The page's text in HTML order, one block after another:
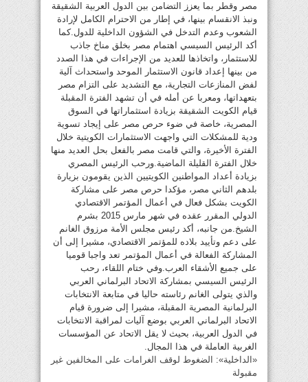
مصر وقطر بما يعزز التضامن بين الدول العربية الشقيقة
ونبذ الانقسام بينها، في إطار من الاحترام الكامل لإرادة
الشعوب وعدم التدخل في الشؤون الداخلية للدول.كما
أكد الرئيس السيسي اهتمام مصر بخلق مناخ جاذب
للاستثمار، واتخاذها للعديد من الإجراءات في هذا الصدد
من بينها إعداد قانون الاستثمار الموحد واستحداث آلية
لفض المنازعات التجارية، مع التشديد على التزام مصر
بتعهداتها، ومعربا عن أمله في أن تشهد الفترة المقبلة
قيام الكويت الشقيقة بزيادة استثماراتها في السوق
المصرية، خاصة في ضوء حرص مصر على إيجاد تسوية
ودية للمشكلات التي واجهت الاستثمارات الكويتية خلال
الفترة الأخيرة، والتي قامت مصر بالفعل بحل العديد منها
خلال الفترة القليلة الماضية.ورحب الرئيس المصري
بزيادة أعداد المواطنين الكويتيين الذين يقومون بزيارة
بلدهم الثاني مصر، مؤكدا حرص مصر على مشاركة
الكويت بشكل فعال في أعمال المؤتمر الاقتصادي
الدولي المقرر عقده في شهر مارس 2015 بشرم
الشيخ.من جانبه، أكد رئيس مجلس الأمة مرزوق الغانم
على دعم وتأييد بلاده للمؤتمر الاقتصادي، مشيرا إلى أن
المشاركة الفعالة في أعمال المؤتمر تعد واجبا قوميا
على جميع الأشقاء العرب.وفي ختام اللقاء، رحب
الرئيس السيسي بمشاركة الاتحاد البرلماني العربي
والذي يتولى الغانم رئاسته حاليا في متابعة الانتخابات
البرلمانية المصرية المقبلة، مشيرا إلى ضرورة قيام
الاتحاد البرلماني العربي بوضع آليات لمراقبة الانتخابات
في الدول العربية، بحيث لا يقل الاتحاد عن المؤسسات
الغربية العاملة في هذا المجال.
«الداخلية»: الضغوط لوقف الغرامات على المخالفين غير
مقبولة